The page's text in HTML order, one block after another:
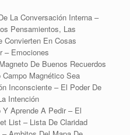
La Conversación Interna –
Pensamientos, Las
Convierten En Cosas
– Emociones
De Buenos Recuerdos
Magnético Sea
Inconsciente – El Poder De
Intención
Y Aprende A Pedir – El
List – Lista De Claridad